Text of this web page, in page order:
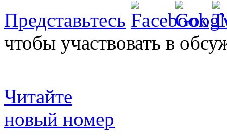
Представьтесь
чтобы участвовать в
Читайте
новый номер